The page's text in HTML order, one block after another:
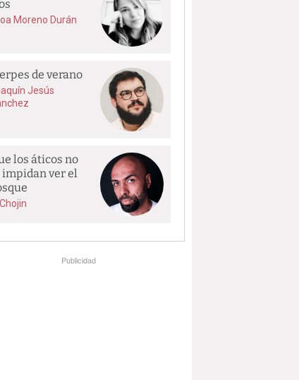
Moreno Durán
de verano
Jesús
los áticos no
impidan ver el
Publicidad